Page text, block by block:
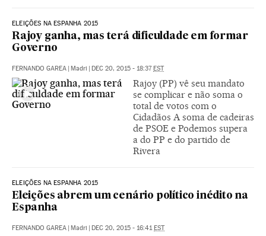
ELEIÇÕES NA ESPANHA 2015
Rajoy ganha, mas terá dificuldade em formar
Governo
FERNANDO GAREA | Madri | DEC 20, 2015 - 18:37EST
Rajoy (PP) vê seu mandato
se complicar e não soma o
total de votos com o
Cidadãos A soma de cadeiras
de PSOE e Podemos supera
a do PP e do partido de
Rivera
ELEIÇÕES NA ESPANHA 2015
Eleições abrem um cenário político inédito na
Espanha
FERNANDO GAREA | Madri | DEC 20, 2015 - 16:41EST